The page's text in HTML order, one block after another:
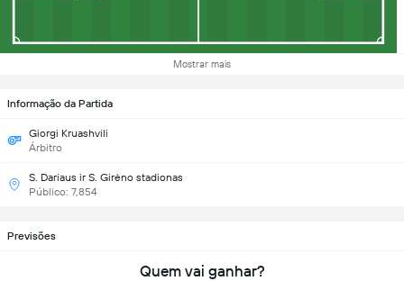
Mostrar mais
Informação da Partida
Giorgi Kruashvili
Árbitro
S. Dariaus ir S. Girėno stadionas
Público: 7,854
Previsões
Quem vai ganhar?